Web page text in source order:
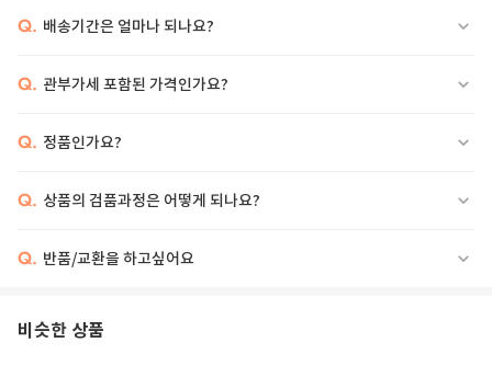
Q. 배송기간은 얼마나 되나요?
Q. 관부가세 포함된 가격인가요?
Q. 정품인가요?
Q. 상품의 검품과정은 어떻게 되나요?
Q. 반품/교환을 하고싶어요
비슷한 상품